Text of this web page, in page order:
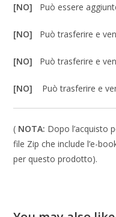
[NO] Può essere
[NO] Può trasferire e
[NO] Può trasferire e
[NO] Può trasferire e
( NOTA: Dopo l’acquisto
file Zip che include l’e-
per questo prodotto).